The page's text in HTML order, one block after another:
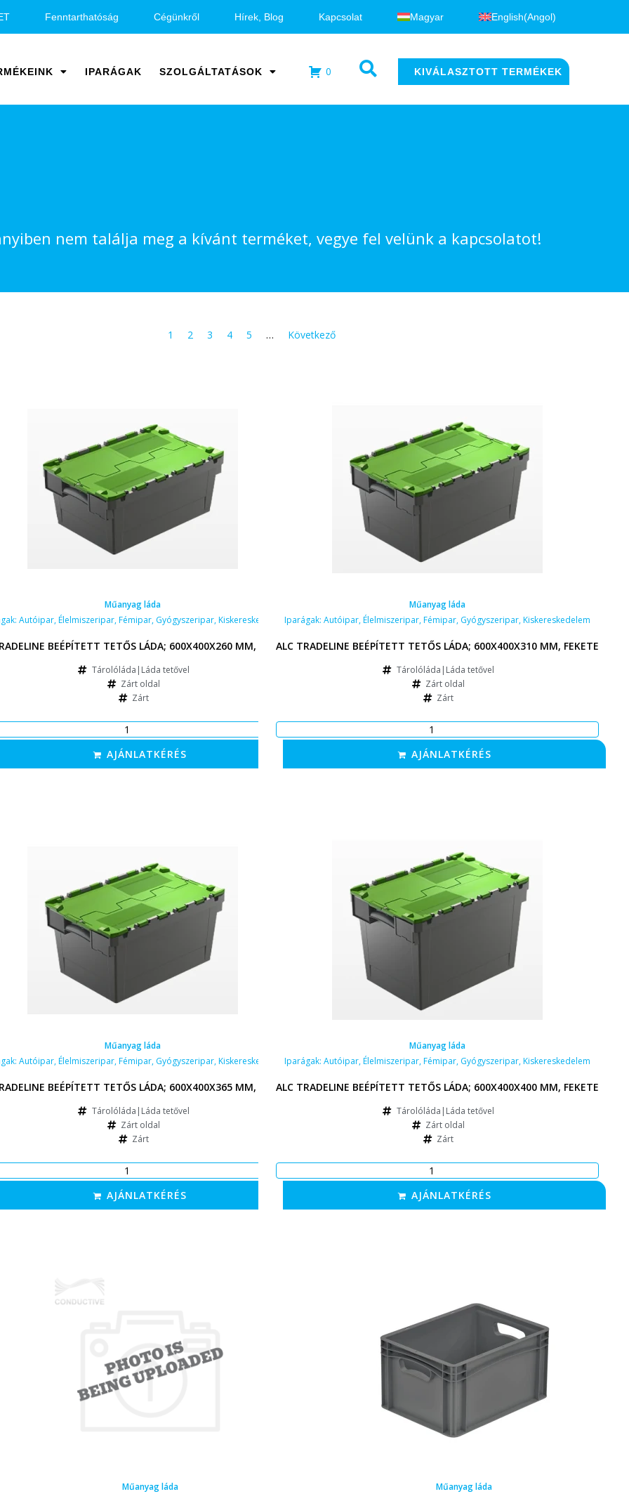
Fenntarthatóság Cégünkről Hírek, Blog Kapcsolat Magyar English(Angol)
IPARÁGAK SZOLGÁLTATÁSOK 0 KIVÁLASZTOTT TERMÉKEK
nem találja meg a kívánt terméket, vegye fel velünk a kapcsolatot!​
1 2 3 4 5 … Következő
Műanyag láda
Autóipar,Élelmiszeripar,Fémipar, Gyógyszeripar,Kiskereskedelem
BEÉPÍTETT TETŐS LÁDA; 600X400X260 MM, FEKETE
Tárolóláda|Láda tetővel
Zárt oldal
Zárt
AJÁNLATKÉRÉS
Műanyag láda
Iparágak: Autóipar,Élelmiszeripar,Fémipar, Gyógyszeripar,Kiskereskedelem
ALC TRADELINE BEÉPÍTETT TETŐS LÁDA; 600X400X310 MM, FEKETE
Tárolóláda|Láda tetővel
Zárt oldal
Zárt
AJÁNLATKÉRÉS
Műanyag láda
Autóipar,Élelmiszeripar,Fémipar, Gyógyszeripar,Kiskereskedelem
BEÉPÍTETT TETŐS LÁDA; 600X400X365 MM, FEKETE
Tárolóláda|Láda tetővel
Zárt oldal
Zárt
AJÁNLATKÉRÉS
Műanyag láda
Iparágak: Autóipar,Élelmiszeripar,Fémipar, Gyógyszeripar,Kiskereskedelem
ALC TRADELINE BEÉPÍTETT TETŐS LÁDA; 600X400X400 MM, FEKETE
Tárolóláda|Láda tetővel
Zárt oldal
Zárt
AJÁNLATKÉRÉS
Műanyag láda
Műanyag láda